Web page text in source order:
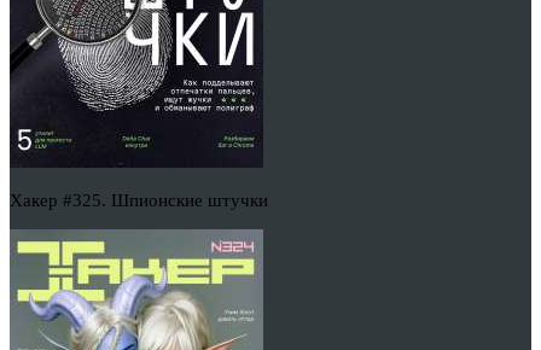
Хакер #325. Шпионские штучки